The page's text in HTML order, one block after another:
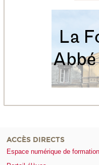
ACCÈS DIRECTS
Espace numérique de formation